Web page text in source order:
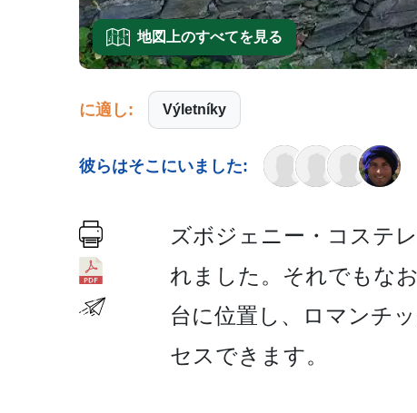
地図上のすべてを見る
に適し: Výletníky
彼らはそこにいました:
ズボジェニー・コステ
れました。それでもな
台に位置­し、ロマンチ
セスできます。